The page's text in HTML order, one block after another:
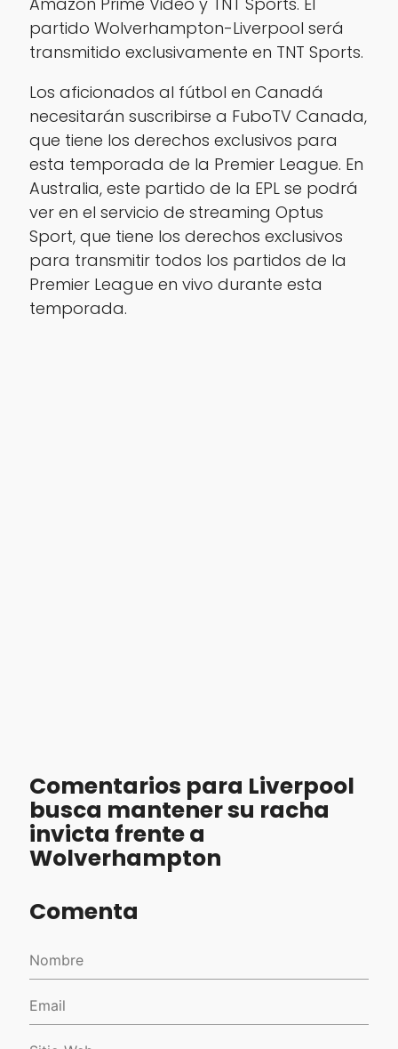
partido Wolverhampton-Liverpool será
transmitido exclusivamente en TNT Sports.
Los aficionados al fútbol en Canadá
necesitarán suscribirse a FuboTV Canada,
que tiene los derechos exclusivos para
esta temporada de la Premier League. En
Australia, este partido de la EPL se podrá
ver en el servicio de streaming Optus
Sport, que tiene los derechos exclusivos
para transmitir todos los partidos de la
Premier League en vivo durante esta
temporada.
Comentarios para Liverpool
busca mantener su racha
invicta frente a
Wolverhampton
Comenta